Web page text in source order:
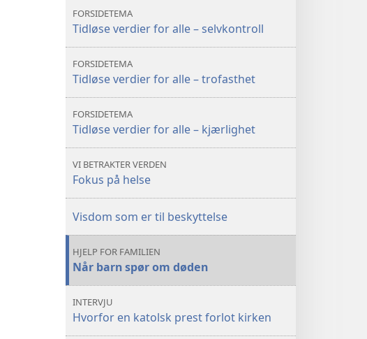
FORSIDETEMA
Tidløse verdier for alle – selvkontroll
FORSIDETEMA
Tidløse verdier for alle – trofasthet
FORSIDETEMA
Tidløse verdier for alle – kjærlighet
VI BETRAKTER VERDEN
Fokus på helse
Visdom som er til beskyttelse
HJELP FOR FAMILIEN
Når barn spør om døden
INTERVJU
Hvorfor en katolsk prest forlot kirken